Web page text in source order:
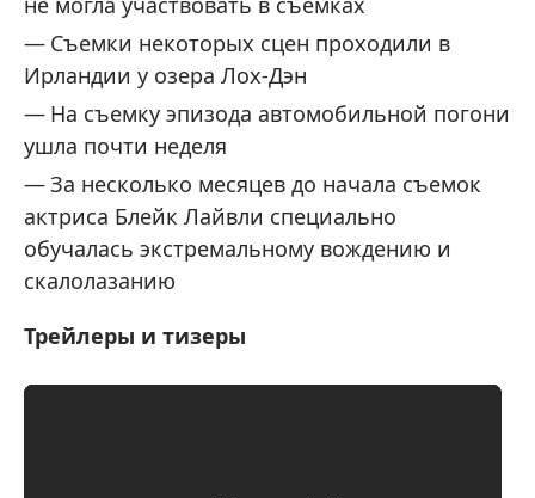
Съемки некоторых сцен проходили в
Ирландии у озера Лох-Дэн
На съемку эпизода автомобильной погони
ушла почти неделя
За несколько месяцев до начала съемок
актриса Блейк Лайвли специально
обучалась экстремальному вождению и
скалолазанию
Трейлеры и тизеры